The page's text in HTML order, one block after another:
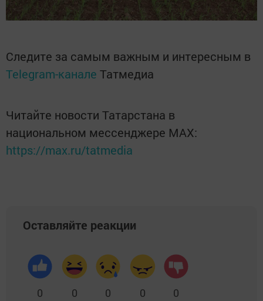
Следите за самым важным и интересным в
Telegram-канале Татмедиа
Читайте новости Татарстана в
национальном мессенджере MАХ:
https://max.ru/tatmedia
Оставляйте реакции
0 0 0 0 0